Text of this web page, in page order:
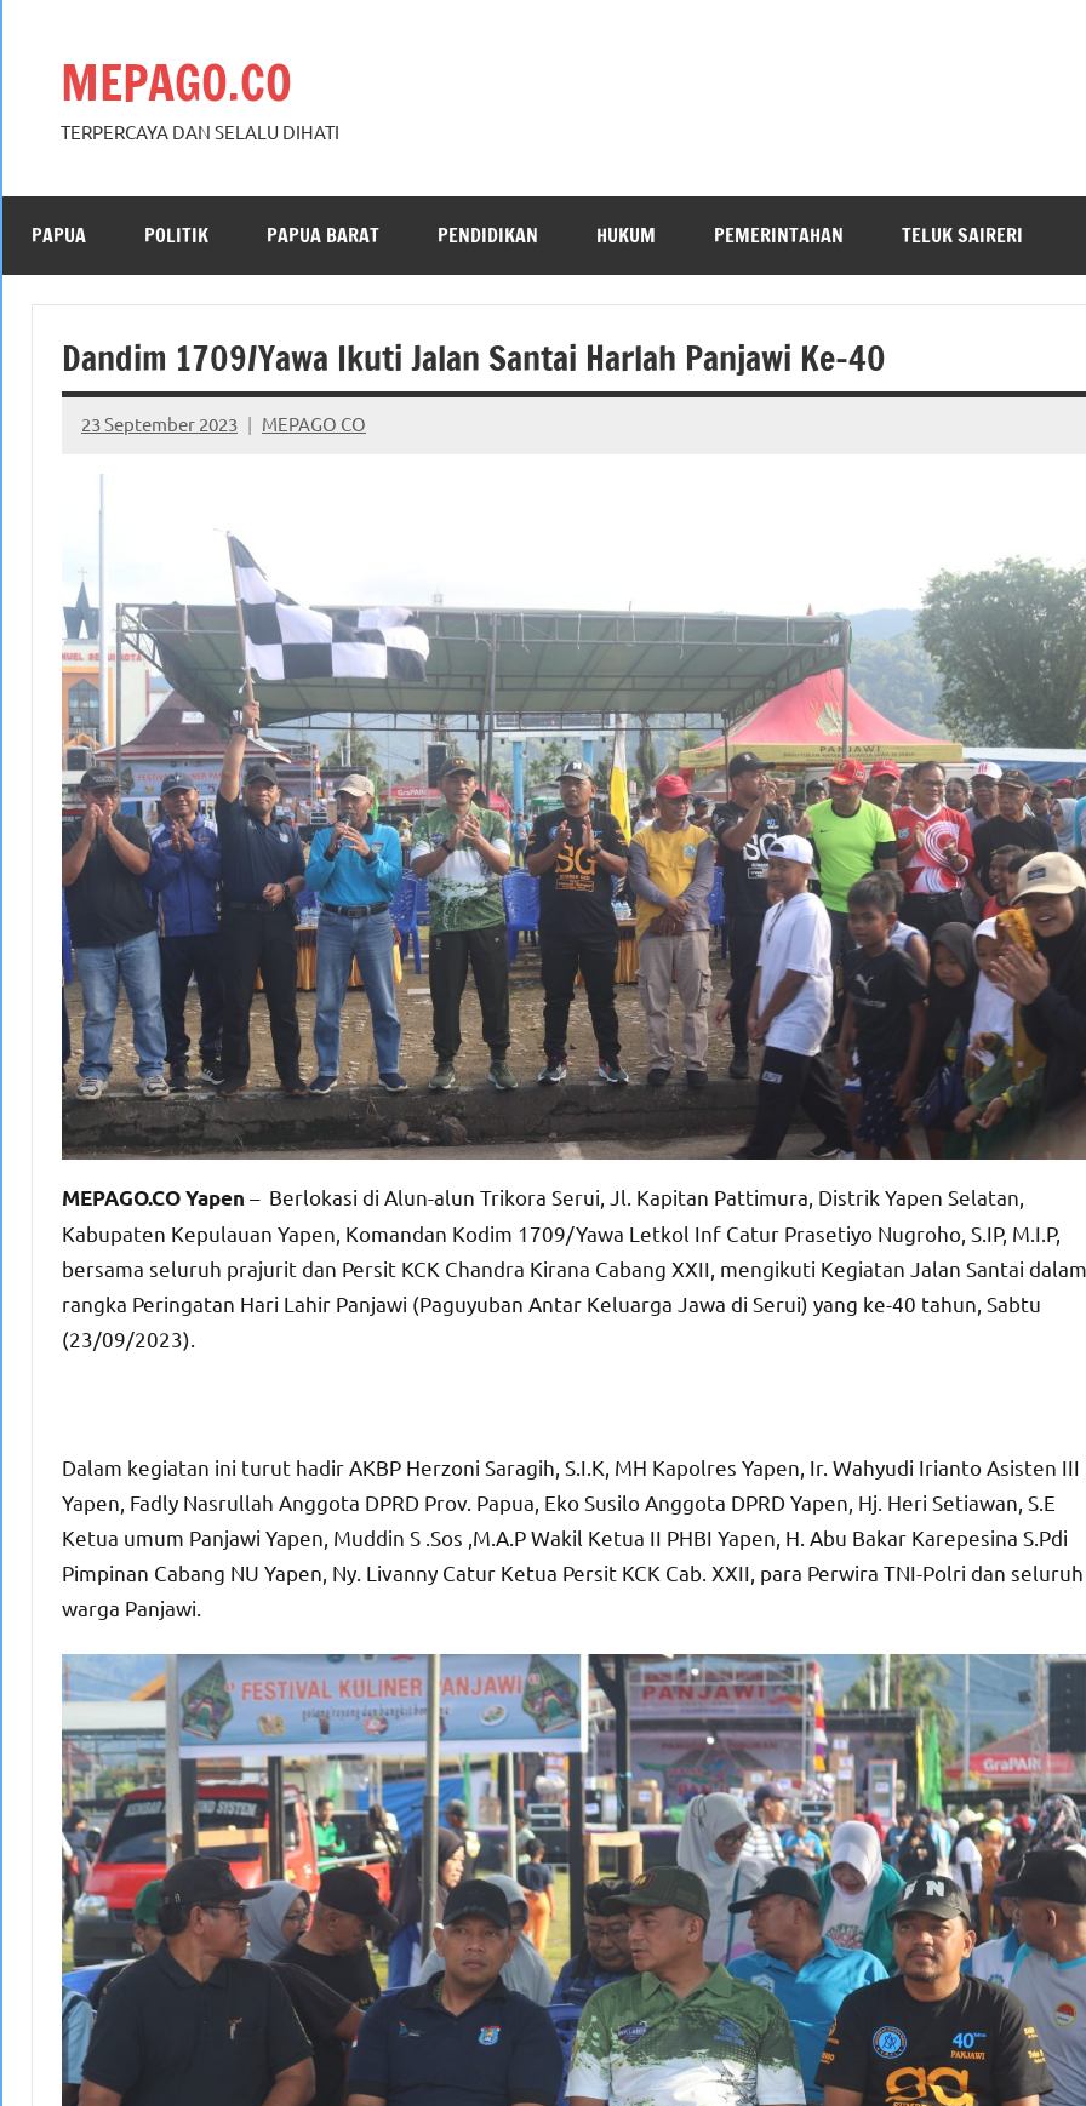
MEPAGO.CO
TERPERCAYA DAN SELALU DIHATI
PAPUA POLITIK PAPUA BARAT PENDIDIKAN HUKUM PEMERINTAHAN TELUK SAIRERI
Dandim 1709/Yawa Ikuti Jalan Santai Harlah Panjawi Ke-40
23 September 2023 MEPAGO CO
No
comments
MEPAGO.CO Yapen – Berlokasi di Alun-alun Trikora Serui, Jl. Kapitan Pattimura, Distrik Yapen Selatan,
Kabupaten Kepulauan Yapen, Komandan Kodim 1709/Yawa Letkol Inf Catur Prasetiyo Nugroho, S.IP, M.I.P,
bersama seluruh prajurit dan Persit KCK Chandra Kirana Cabang XXII, mengikuti Kegiatan Jalan Santai dalam
rangka Peringatan Hari Lahir Panjawi (Paguyuban Antar Keluarga Jawa di Serui) yang ke-40 tahun, Sabtu
(23/09/2023).
Dalam kegiatan ini turut hadir AKBP Herzoni Saragih, S.I.K, MH Kapolres Yapen, Ir. Wahyudi Irianto Asisten III
Yapen, Fadly Nasrullah Anggota DPRD Prov. Papua, Eko Susilo Anggota DPRD Yapen, Hj. Heri Setiawan, S.E
Ketua umum Panjawi Yapen, Muddin S .Sos ,M.A.P Wakil Ketua II PHBI Yapen, H. Abu Bakar Karepesina S.Pdi
Pimpinan Cabang NU Yapen, Ny. Livanny Catur Ketua Persit KCK Cab. XXII, para Perwira TNI-Polri dan seluruh
warga Panjawi.